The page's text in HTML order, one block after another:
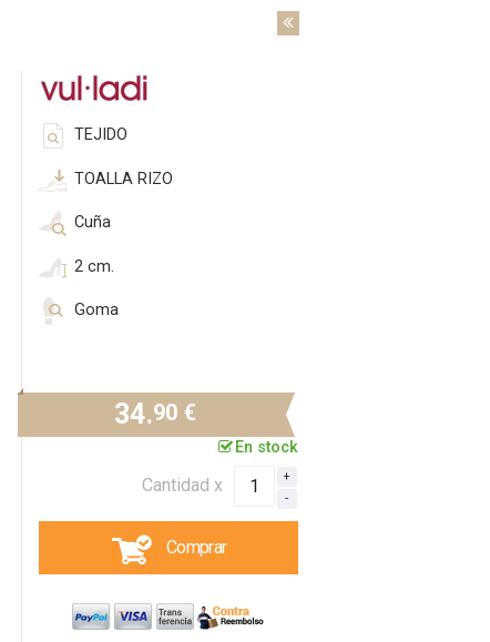
TEJIDO
TOALLA RIZO
Cuña
2 cm.
Goma
34.90 €
En stock
Cantidad x
Comprar